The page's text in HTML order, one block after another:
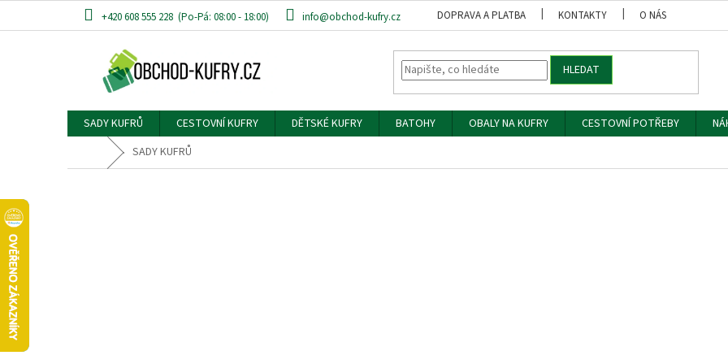
+420 608 555 228 info@obchod-kufry.cz DOPRAVA A PLATBA KONTAKTY O NÁS
HLEDAT
SADY KUFRŮ CESTOVNÍ KUFRY DĚTSKÉ KUFRY BATOHY OBALY NA KUFRY CESTOVNÍ POTŘEBY
Domů SADY KUFRŮ